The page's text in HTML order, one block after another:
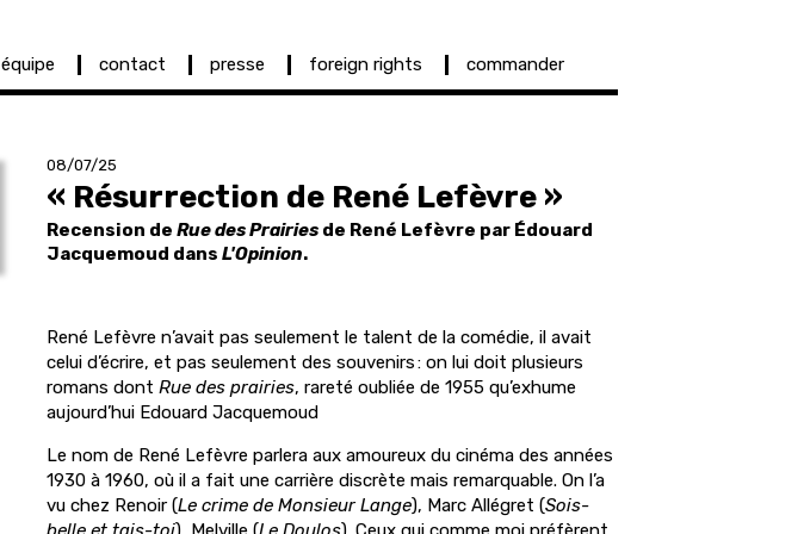
équipe contact presse foreign rights commander
08/07/25
« Résurrection de René Lefèvre »
Recension de Rue des Prairies de René Lefèvre par Édouard
Jacquemoud dans L'Opinion.
René Lefèvre n’avait pas seulement le talent de la comédie, il avait
celui d’écrire, et pas seulement des souvenirs : on lui doit plusieurs
romans dont Rue des prairies, rareté oubliée de 1955 qu’exhume
aujourd’hui Edouard Jacquemoud
Le nom de René Lefèvre parlera aux amoureux du cinéma des années
1930 à 1960, où il a fait une carrière discrète mais remarquable. On l’a
vu chez Renoir (Le crime de Monsieur Lange), Marc Allégret (Sois-